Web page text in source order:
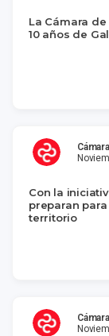
La Cámara
10 años de
Con la
preparan
territorio